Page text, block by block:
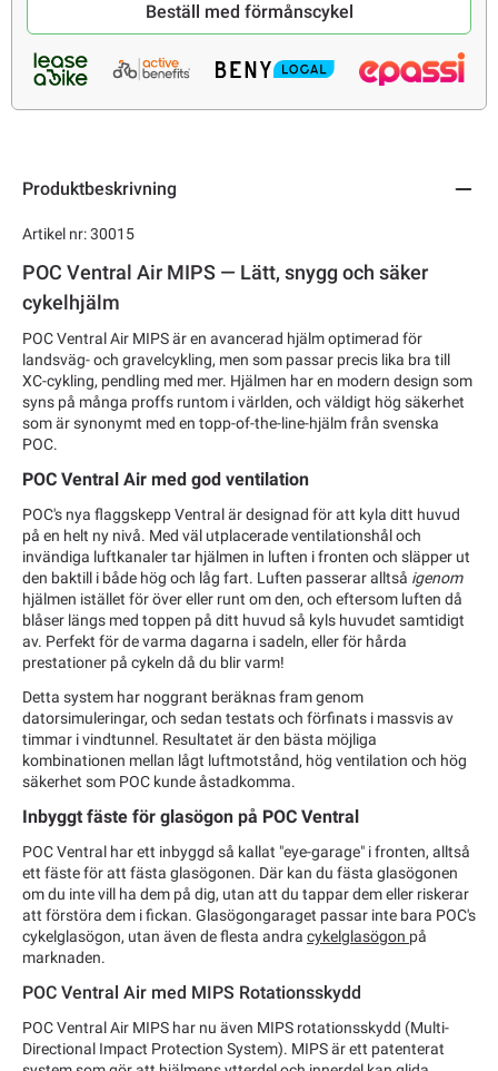
Beställ med förmånscykel
Produktbeskrivning
Artikel nr: 30015
POC Ventral Air MIPS — Lätt, snygg och säker
cykelhjälm
POC Ventral Air MIPS är en avancerad hjälm optimerad för
landsväg- och gravelcykling, men som passar precis lika bra till
XC-cykling, pendling med mer. Hjälmen har en modern design som
syns på många proffs runtom i världen, och väldigt hög säkerhet
som är synonymt med en topp-of-the-line-hjälm från svenska
POC.
POC Ventral Air med god ventilation
POC's nya flaggskepp Ventral är designad för att kyla ditt huvud
på en helt ny nivå. Med väl utplacerade ventilationshål och
invändiga luftkanaler tar hjälmen in luften i fronten och släpper ut
den baktill i både hög och låg fart. Luften passerar alltså igenom
hjälmen istället för över eller runt om den, och eftersom luften då
blåser längs med toppen på ditt huvud så kyls huvudet samtidigt
av. Perfekt för de varma dagarna i sadeln, eller för hårda
prestationer på cykeln då du blir varm!
Detta system har noggrant beräknas fram genom
datorsimuleringar, och sedan testats och förfinats i massvis av
timmar i vindtunnel. Resultatet är den bästa möjliga
kombinationen mellan lågt luftmotstånd, hög ventilation och hög
säkerhet som POC kunde åstadkomma.
Inbyggt fäste för glasögon på POC Ventral
POC Ventral har ett inbyggd så kallat "eye-garage" i fronten, alltså
ett fäste för att fästa glasögonen. Där kan du fästa glasögonen
om du inte vill ha dem på dig, utan att du tappar dem eller riskerar
att förstöra dem i fickan. Glasögongaraget passar inte bara POC's
cykelglasögon, utan även de flesta andra cykelglasögon på
marknaden.
POC Ventral Air med MIPS Rotationsskydd
POC Ventral Air MIPS har nu även MIPS rotationsskydd (Multi-
Directional Impact Protection System). MIPS är ett patenterat